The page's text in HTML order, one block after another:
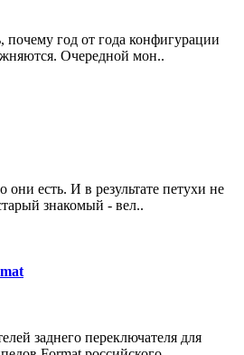
год от года конфигурации
Очередной мон..
есть. И в результате петухи не
знакомый - вел..
заднего переключателя для